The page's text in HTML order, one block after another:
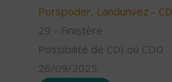
Porspoder, Landunvez -
29 - Finistère
Possibilité de CDI ou CDD
26/09/2025